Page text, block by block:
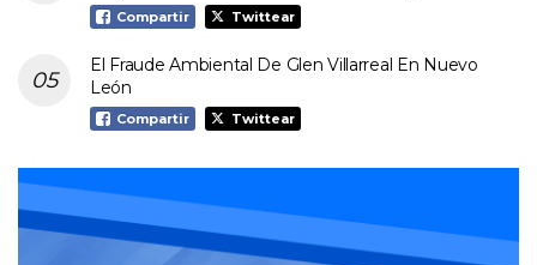
Compartir Twittear
El Fraude Ambiental De Glen Villarreal En Nuevo
León
Compartir Twittear